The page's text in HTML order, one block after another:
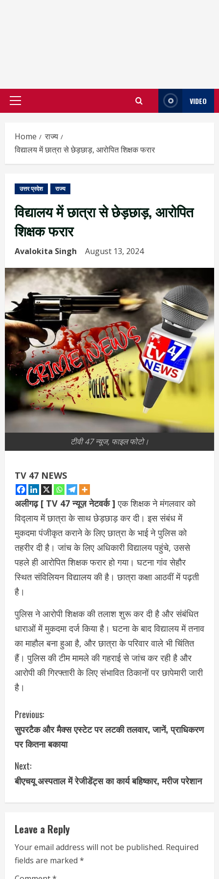
Primary
VIDEO
Home
राज्य
विद्यालय में छात्रा से छेड़छाड़, आरोपित शिक्षक फरार
उत्तर प्रदेश राज्य
विद्यालय में छात्रा से छेड़छाड़, आरोपित
शिक्षक फरार
Avalokita Singh August 13, 2024
टीवी 47 न्यूज, फाइल फोटो।
TV 47 NEWS
अलीगढ़ [ TV 47 न्यूज़ नेटवर्क ] एक शिक्षक ने मंगलवार को
विद्लाय में छात्रा के साथ छेड़छाड़ कर दी। इस संबंध में
मुकदमा पंजीकृत कराने के लिए छात्रा के भाई ने पुलिस को
तहरीर दी है। जांच के लिए अधिकारी विद्यालय पहुंचे, उससे
पहले ही आरोपित शिक्षक फरार हो गया। घटना गांव सेहौर
स्थित संविलियन विद्यालय की है। छात्रा कक्षा आठवीं में पढ़ती
है।
पुलिस ने आरोपी शिक्षक की तलाश शुरू कर दी है और संबंधित
धाराओं में मुकदमा दर्ज किया है। घटना के बाद विद्यालय में तनाव
का माहौल बना हुआ है, और छात्रा के परिवार वाले भी चिंतित
हैं। पुलिस की टीम मामले की गहराई से जांच कर रही है और
आरोपी की गिरफ्तारी के लिए संभावित ठिकानों पर छापेमारी जारी
है।
C
o
n
t
i
n
u
e
Previous:
सुपरटैक और मैक्स एस्टेट पर लटकी तलवार, जानें, प्राधिकरण
पर कितना बकाया
Next:
बीएचयू अस्पताल में रेजीडेंट्स का कार्य बहिष्कार, मरीज परेशान
Leave a Reply
Your email address will not be published. Required
fields are marked *